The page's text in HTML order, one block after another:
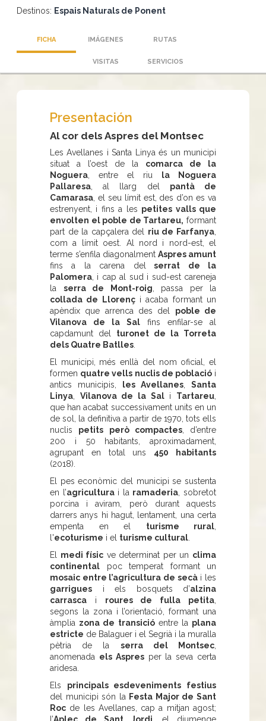
Destinos: Espais Naturals de Ponent
FICHA IMÁGENES RUTAS
VISITAS SERVICIOS
Presentación
Al cor dels Aspres del Montsec
Les Avellanes i Santa Linya és un municipi
situat a l’oest de la comarca de la
Noguera , entre el riu
la Noguera
Pallaresa , al llarg del pantà de
Camarasa , el seu límit est, des d’on es va
estrenyent, i fins a les petites valls que
envolten el poble de Tartareu, formant
part de la capçalera del riu de Farfanya
com a límit oest. Al nord i nord-est, el
terme s’enfila diagonalment Aspres amunt
fins a la carena del
serrat de la
Palomera , i cap al sud i sud-est careneja
la serra de Mont-roig , passa per la
collada de Llorençi acaba formant un
apèndix que arrenca des del poble de
Vilanova de la Sal fins enfilar-se al
capdamunt del turonet de la Torreta
dels Quatre Batlles
El municipi, més enllà del nom oficial, el
formen quatre vells nuclis de poblaciói
antics municipis,
les Avellanes
Santa
Linya
Vilanova de la Sali Tartareu
que han acabat successivament units en un
de sol, la definitiva a partir de 1970, tots ells
nuclis petits però compactes, d’entre
200 i 50 habitants, aproximadament,
agrupant en total uns 450 habitants
(2018).
El pes econòmic del municipi se sustenta
en l’agriculturai la ramaderia , sobretot
porcina i aviram, però durant aquests
darrers anys hi hagut, lentament, una certa
empenta en el turisme rural
l'ecoturisme i el turisme cultural
El medi físic ve determinat per un clima
continental poc temperat formant un
mosaic entre l’agricultura de secài les
garrigues i els bosquets d’alzina
carrasca i roures de fulla petita
segons la zona i l’orientació, formant una
àmplia zona de transicióentre la plana
estricte de Balaguer i el Segrià i la muralla
pètria de la serra del Montsec
anomenada els Aspresper la seva certa
aridesa.
Els principals esdeveniments festius
del municipi són la Festa Major de Sant
Roc de les Avellanes, cap a mitjan agost;